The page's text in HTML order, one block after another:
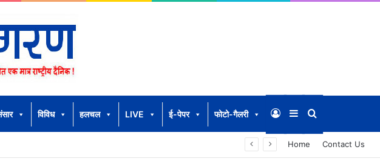
विविध हलचल LIVE ई-पेपर फोटो-गैलरी Log InSidebarSearch for
Home Contact Us